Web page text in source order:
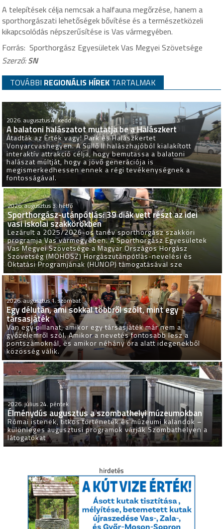
A telepítések célja nemcsak a halfauna megőrzése, hanem a
sporthorgászati lehetőségek bővítése és a természetközeli
kikapcsolódás népszerűsítése is Vas vármegyében.
Forrás: Sporthorgász Egyesületek Vas Megyei Szövetsége
Szerző:SN
TOVÁBBI REGIONÁLIS HÍREK TARTALMAK
2026. augusztus 4. kedd
A balatoni halászatot mutatja be a Halászkert
Átadták az Érték vagy! Park és Halászkertet
Vonyarcvashegyen. A Süllő II halászhajóból kialakított
interaktív attrakció célja, hogy bemutassa a balatoni
halászat múltját, hogy a jövő generációja is
megismerkedhessen ennek a régi tevékenységnek a
fontosságával.
2026. augusztus 3. hétfő
Sporthorgász-utánpótlás: 39 diák vett részt az idei
vasi iskolai szakkörökben
Lezárult a 2025/2026-os tanév sporthorgász szakköri
programja Vas vármegyében. A Sporthorgász Egyesületek
Vas Megyei Szövetsége a Magyar Országos Horgász
Szövetség (MOHOSZ) Horgászutánpótlás-nevelési és
Oktatási Programjának (HUNOP) támogatásával sze
2026. augusztus 1. szombat
Egy délután, ami sokkal többről szólt, mint egy
társasjáték
Van egy pillanat, amikor egy társasjáték már nem a
győzelemről szól. Amikor a nevetés fontosabb lesz a
pontszámoknál, és amikor néhány óra alatt idegenekből
közösség válik.
2026. július 24. péntek
Élménydús augusztus a szombathelyi múzeumokban
Római istenek, titkos történetek és múzeumi kalandok –
különleges augusztusi programok várják Szombathelyen a
látogatókat